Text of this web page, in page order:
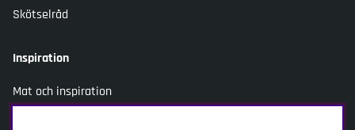
Skötselråd
Inspiration
Mat och inspiration